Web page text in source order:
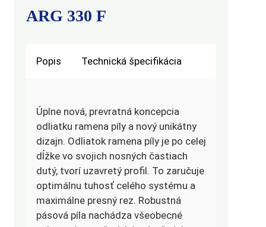
ARG 330 F
Popis Technická špecifikácia
Úplne nová, prevratná koncepcia
odliatku ramena píly a nový unikátny
dizajn. Odliatok ramena píly je po celej
dĺžke vo svojich nosných častiach
dutý, tvorí uzavretý profil. To zaručuje
optimálnu tuhosť celého systému a
maximálne presný rez. Robustná
pásová píla nachádza všeobecné